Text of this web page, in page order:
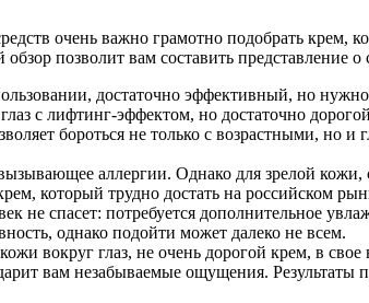
очень важно грамотно подобрать
позволит вам составить представление
достаточно эффективный, но
с лифтинг-эффектом, но достаточно
бороться не только с возрастными,
аллергии. Однако для зрелой кожи,
который трудно достать на российском
не спасет: потребуется дополнительное
однако подойти может далеко не всем.
вокруг глаз, не очень дорогой крем, в
вам незабываемые ощущения.